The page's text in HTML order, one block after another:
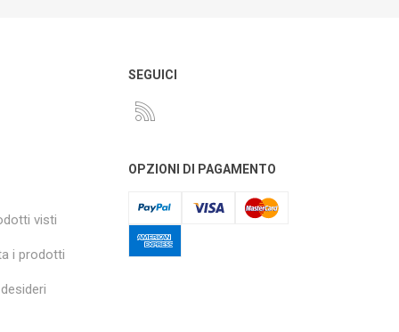
visti
i prodotti
SEGUICI
OPZIONI DI PAGAMENTO